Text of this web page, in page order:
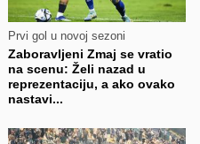
Prvi gol u novoj sezoni
Zaboravljeni Zmaj se vratio
na scenu: Želi nazad u
reprezentaciju, a ako ovako
nastavi...